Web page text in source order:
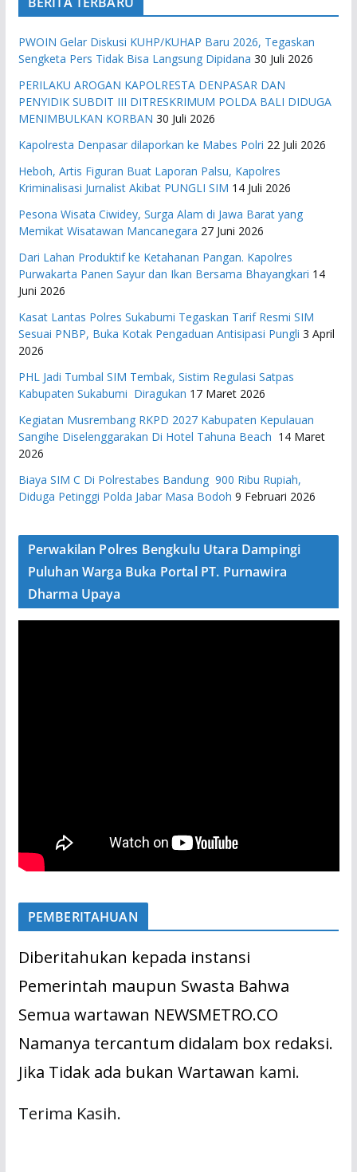
PWOIN Gelar Diskusi KUHP/KUHAP Baru 2026, Tegaskan
Sengketa Pers Tidak Bisa Langsung Dipidana 30 Juli 2026
PERILAKU AROGAN KAPOLRESTA DENPASAR DAN
PENYIDIK SUBDIT III DITRESKRIMUM POLDA BALI DIDUGA
MENIMBULKAN KORBAN 30 Juli 2026
Kapolresta Denpasar dilaporkan ke Mabes Polri 22 Juli 2026
Heboh, Artis Figuran Buat Laporan Palsu, Kapolres
Kriminalisasi Jurnalist Akibat PUNGLI SIM 14 Juli 2026
Pesona Wisata Ciwidey, Surga Alam di Jawa Barat yang
Memikat Wisatawan Mancanegara 27 Juni 2026
Dari Lahan Produktif ke Ketahanan Pangan. Kapolres
Purwakarta Panen Sayur dan Ikan Bersama Bhayangkari 14
Juni 2026
Kasat Lantas Polres Sukabumi Tegaskan Tarif Resmi SIM
Sesuai PNBP, Buka Kotak Pengaduan Antisipasi Pungli 3 April
2026
PHL Jadi Tumbal SIM Tembak, Sistim Regulasi Satpas
Kabupaten Sukabumi Diragukan 17 Maret 2026
Kegiatan Musrembang RKPD 2027 ​Kabupaten Kepulauan
Sangihe Diselenggarakan Di Hotel Tahuna Beach 14 Maret
2026
Biaya SIM C Di Polrestabes Bandung 900 Ribu Rupiah,
Diduga Petinggi Polda Jabar Masa Bodoh 9 Februari 2026
Perwakilan Polres Bengkulu Utara Dampingi
Puluhan Warga Buka Portal PT. Purnawira
Dharma Upaya
PEMBERITAHUAN
Diberitahukan kepada instansi
Pemerintah maupun Swasta Bahwa
Semua wartawan NEWSMETRO.CO
Namanya tercantum didalam box redaksi.
Jika Tidak ada bukan Wartawan kami.
Terima Kasih.